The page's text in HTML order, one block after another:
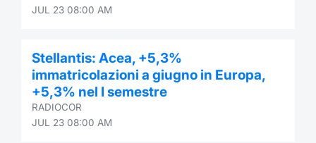
JUL 23 08:00 AM
Stellantis: Acea, +5,3%
immatricolazioni a giugno in Europa,
+5,3% nel I semestre
RADIOCOR
JUL 23 08:00 AM